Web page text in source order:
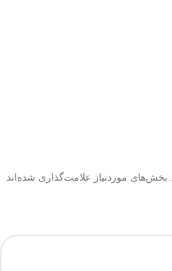
بخش‌های موردنیاز علامت‌گذاری شده‌اند